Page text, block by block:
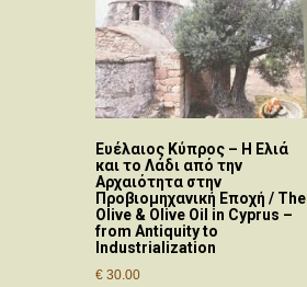
Ευέλαιος Κύπρος – Η Ελιά
και το Λάδι από την
Αρχαιότητα στην
Προβιομηχανική Εποχή / The
Olive & Olive Oil in Cyprus –
from Antiquity to
Industrialization
€ 30.00